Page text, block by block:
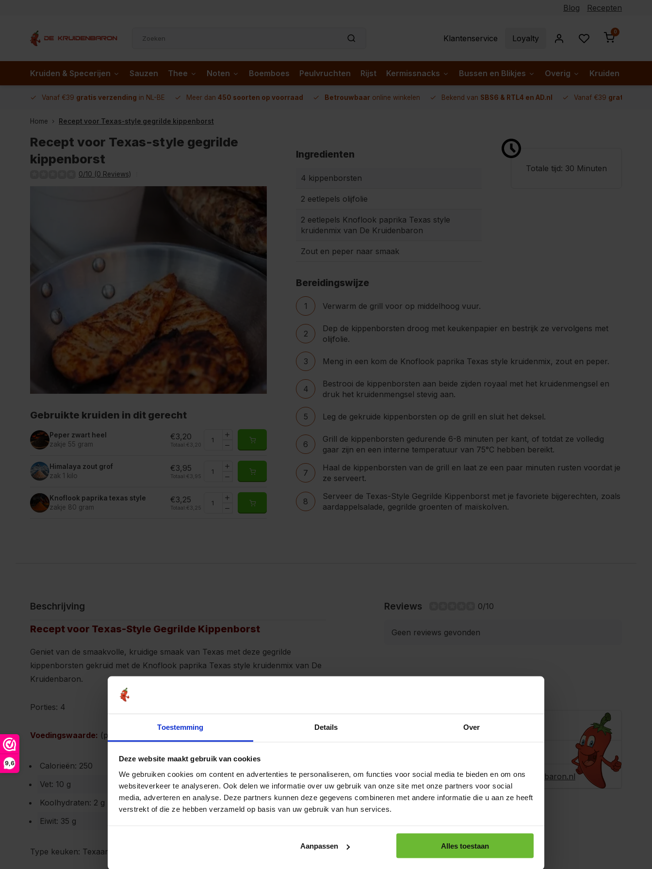
Toestemming Details Over
Deze website maakt gebruik van cookies
We gebruiken cookies om content en advertenties te personaliseren, om functies voor social media te bieden en om ons
websiteverkeer te analyseren. Ook delen we informatie over uw gebruik van onze site met onze partners voor social
media, adverteren en analyse. Deze partners kunnen deze gegevens combineren met andere informatie die u aan ze heeft
verstrekt of die ze hebben verzameld op basis van uw gebruik van hun services.
Aanpassen Alles toestaan
9,6
Blog Recepten
Klantenservice Loyalty
0
Kruiden & Specerijen Sauzen Thee Noten Boemboes Peulvruchten Rijst Kermissnacks Bussen en Blikjes Overig Kruiden per
Vanaf €39 gratis verzending in NL-BE Meer dan 450 soorten op voorraad Betrouwbaar online winkelen Bekend van SBS6 & RTL4 en AD.nl Vanaf €39 gratis
Home Recept voor Texas-style gegrilde kippenborst
Recept voor Texas-style gegrilde
kippenborst
0/10 (0 Reviews)
Gebruikte kruiden in dit gerecht
Peper zwart heel
zakje 55 gram
€3,20
Totaal: €3,20
Himalaya zout grof
zak 1 kilo
€3,95
Totaal: €3,95
Knoflook paprika texas style
zakje 80 gram
€3,25
Totaal: €3,25
Ingredienten
4 kippenborsten
2 eetlepels olijfolie
2 eetlepels Knoflook paprika Texas style
kruidenmix van De Kruidenbaron
Zout en peper naar smaak
Totale tijd: 30 Minuten
Bereidingswijze
1 Verwarm de grill voor op middelhoog vuur.
2
Dep de kippenborsten droog met keukenpapier en bestrijk ze vervolgens met
olijfolie.
3 Meng in een kom de Knoflook paprika Texas style kruidenmix, zout en peper.
4
Bestrooi de kippenborsten aan beide zijden royaal met het kruidenmengsel en
druk het kruidenmengsel stevig aan.
5 Leg de gekruide kippenborsten op de grill en sluit het deksel.
6
Grill de kippenborsten gedurende 6-8 minuten per kant, of totdat ze volledig
gaar zijn en een interne temperatuur van 75°C hebben bereikt.
7
Haal de kippenborsten van de grill en laat ze een paar minuten rusten voordat je
ze serveert.
8
Serveer de Texas-Style Gegrilde Kippenborst met je favoriete bijgerechten, zoals
aardappelsalade, gegrilde groenten of maïskolven.
Beschrijving
Recept voor Texas-Style Gegrilde Kippenborst
Geniet van de smaakvolle, kruidige smaak van Texas met deze gegrilde
kippenborsten gekruid met de Knoflook paprika Texas style kruidenmix van De
Kruidenbaron.
Porties: 4
Voedingswaarde: (per portie)
Calorieën: 250
Vet: 10 g
Koolhydraten: 2 g
Eiwit: 35 g
Type keuken: Texaans
Reviews 0/10
Geen reviews gevonden
Kunnen we je helpen?
Stuur ons een e-
mail
info@dekruidenbaron.nl